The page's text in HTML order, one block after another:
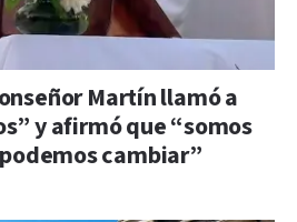
Martín llamó a
y afirmó que “somos
cambiar”